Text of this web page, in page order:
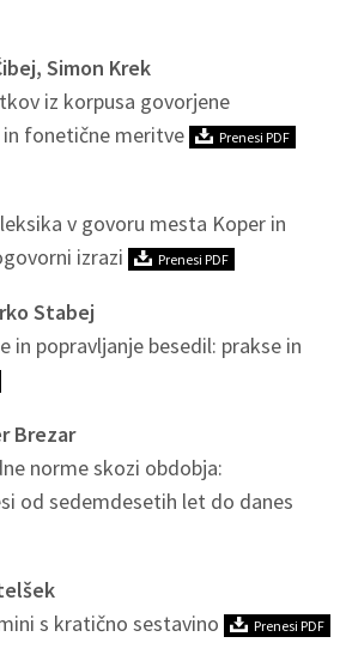
Simon Krek
iz korpusa govorjene
in fonetične meritve
Prenesi PDF
v govoru mesta Koper in
izrazi
Prenesi PDF
Stabej
in popravljanje besedil: prakse in
Brezar
norme skozi obdobja:
od sedemdesetih let do danes
s kratično sestavino
Prenesi PDF